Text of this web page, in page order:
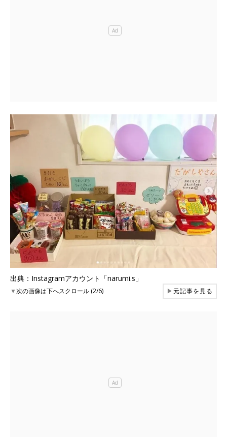
出典：Instagramアカウント「narumi.s」
▼次の画像は下へスクロール (2/6) ▶元記事を見る